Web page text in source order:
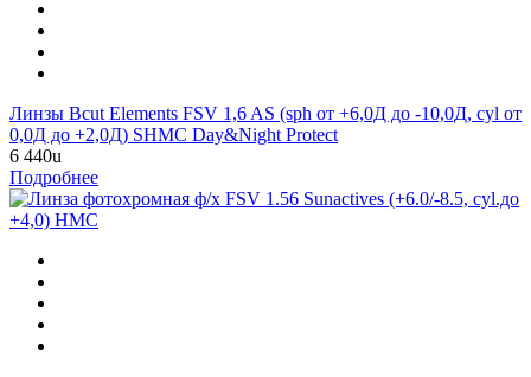
Линзы Bcut Elements FSV 1,6 AS (sph от +6,0Д до -10,0Д, cyl от
0,0Д до +2,0Д) SHMC Day&Night Protect
6 440u
Подробнее